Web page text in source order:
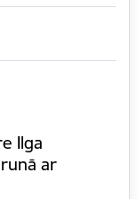
Ilga
ar